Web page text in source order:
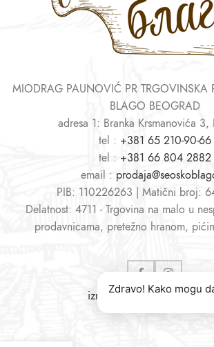
MIODRAG PAUNOVIĆ PR TRGOVINSKA
BLAGO BEOGRAD
adresa 1: Branka Krsmanovića 3,
tel : +381 65 210-90-66
tel : +381 66 804 2882
email :
PIB: 110226263 | Matični broj:
Delatnost: 4711 - Trgovina na malo u
prodavnicama, pretežno hranom,
izrada sajtovaiweb
Zdravo! Kako mogu